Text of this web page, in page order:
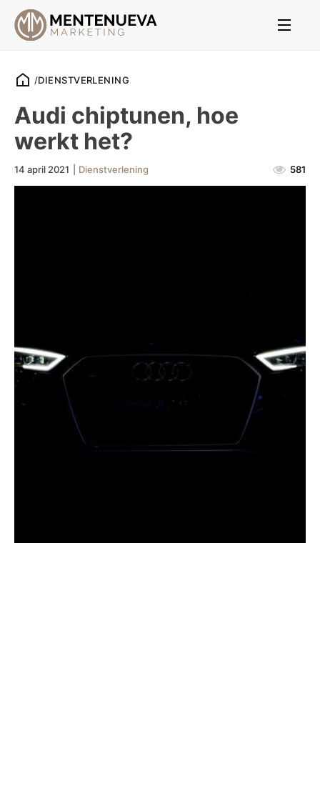
/DIENSTVERLENING
Audi chiptunen, hoe
werkt het?
14 april 2021 Dienstverlening 581